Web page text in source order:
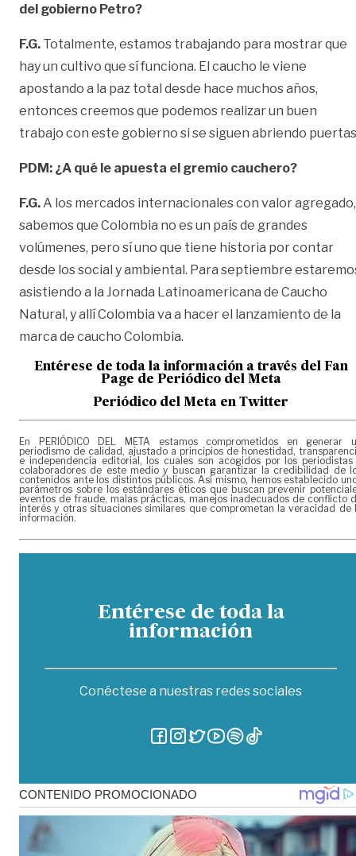
del gobierno Petro?
F.G. Totalmente, estamos trabajando para mostrar que
hay un cultivo que sí funciona. El caucho le viene
apostando a la paz total desde hace muchos años,
entonces creemos que podemos realizar un buen
trabajo con este gobierno si se siguen abriendo
PDM: ¿A qué le apuesta el gremio cauchero?
F.G. A los mercados internacionales con valor agregado,
sabemos que Colombia no es un país de grandes
volúmenes, pero sí uno que tiene historia por contar
desde los social y ambiental. Para septiembre
asistiendo a la Jornada Latinoamericana de Caucho
Natural, y allí Colombia va a hacer el lanzamiento de la
marca de caucho Colombia.
Entérese de toda la información a través del Fan
Page de Periódico del Meta
Periódico del Meta en Twitter
En PERIÓDICO DEL META estamos comprometidos en generar
periodismo de calidad, ajustado a principios de honestidad,
e independencia editorial, los cuales son acogidos por los periodistas
colaboradores de este medio y buscan garantizar la credibilidad de
contenidos ante los distintos públicos. Así mismo, hemos establecido
parámetros sobre los estándares éticos que buscan prevenir
eventos de fraude, malas prácticas, manejos inadecuados de conflicto
interés y otras situaciones similares que comprometan la veracidad de
información.
Entérese de toda la
información
Conéctese a nuestras redes sociales